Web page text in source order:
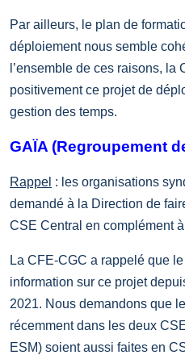
Par ailleurs, le plan de
déploiement nous semble
l’ensemble de ces raisons,
positivement ce projet de
gestion des temps.
GAÏA (Regroupement
Rappel : les organisations
demandé à la Direction de
CSE Central en complément
La CFE-CGC a rappelé que
information sur ce projet
2021. Nous demandons que
récemment dans les deux
ESM) soient aussi faites en